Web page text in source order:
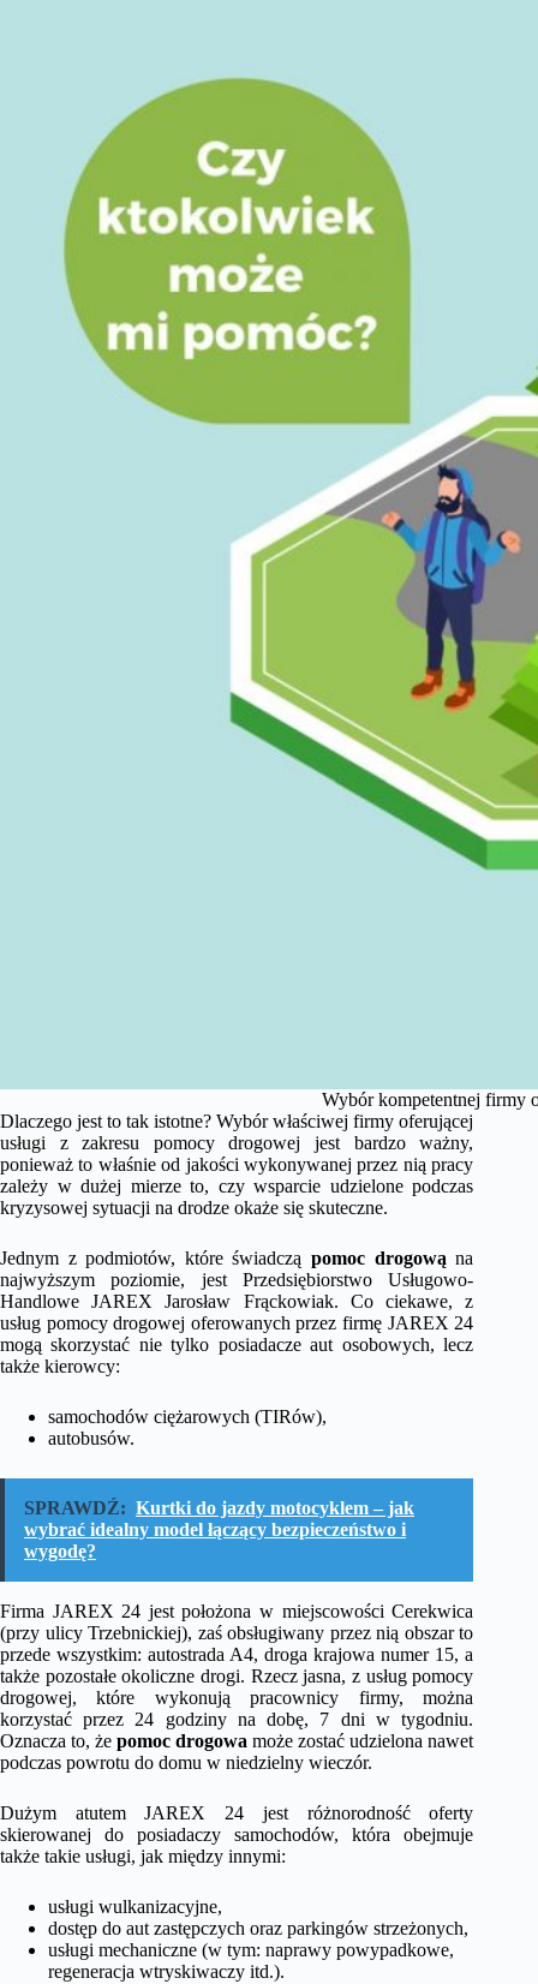
Wybór kompetentnej firmy
Dlaczego jest to tak istotne? Wybór właściwej firmy oferującej
usługi z zakresu pomocy drogowej jest bardzo ważny,
ponieważ to właśnie od jakości wykonywanej przez nią pracy
zależy w dużej mierze to, czy wsparcie udzielone podczas
kryzysowej sytuacji na drodze okaże się skuteczne.
Jednym z podmiotów, które świadcząpomoc drogową na
najwyższym poziomie, jest Przedsiębiorstwo Usługowo-
Handlowe JAREX Jarosław Frąckowiak. Co ciekawe, z
usług pomocy drogowej oferowanych przez firmę JAREX 24
mogą skorzystać nie tylko posiadacze aut osobowych, lecz
także kierowcy:
samochodów ciężarowych (TIRów),
autobusów.
SPRAWDŹ: Kurtki do jazdy motocyklem – jak
wybrać idealny model łączący bezpieczeństwo i
wygodę?
Firma JAREX 24 jest położona w miejscowości Cerekwica
(przy ulicy Trzebnickiej), zaś obsługiwany przez nią obszar to
przede wszystkim: autostrada A4, droga krajowa numer 15, a
także pozostałe okoliczne drogi. Rzecz jasna, z usług pomocy
drogowej, które wykonują pracownicy firmy, można
korzystać przez 24 godziny na dobę, 7 dni w tygodniu.
Oznacza to, żepomoc drogowa może zostać udzielona nawet
podczas powrotu do domu w niedzielny wieczór.
Dużym atutem JAREX 24 jest różnorodność oferty
skierowanej do posiadaczy samochodów, która obejmuje
także takie usługi, jak między innymi:
usługi wulkanizacyjne,
dostęp do aut zastępczych oraz parkingów strzeżonych,
usługi mechaniczne (w tym: naprawy powypadkowe,
regeneracja wtryskiwaczy itd.).